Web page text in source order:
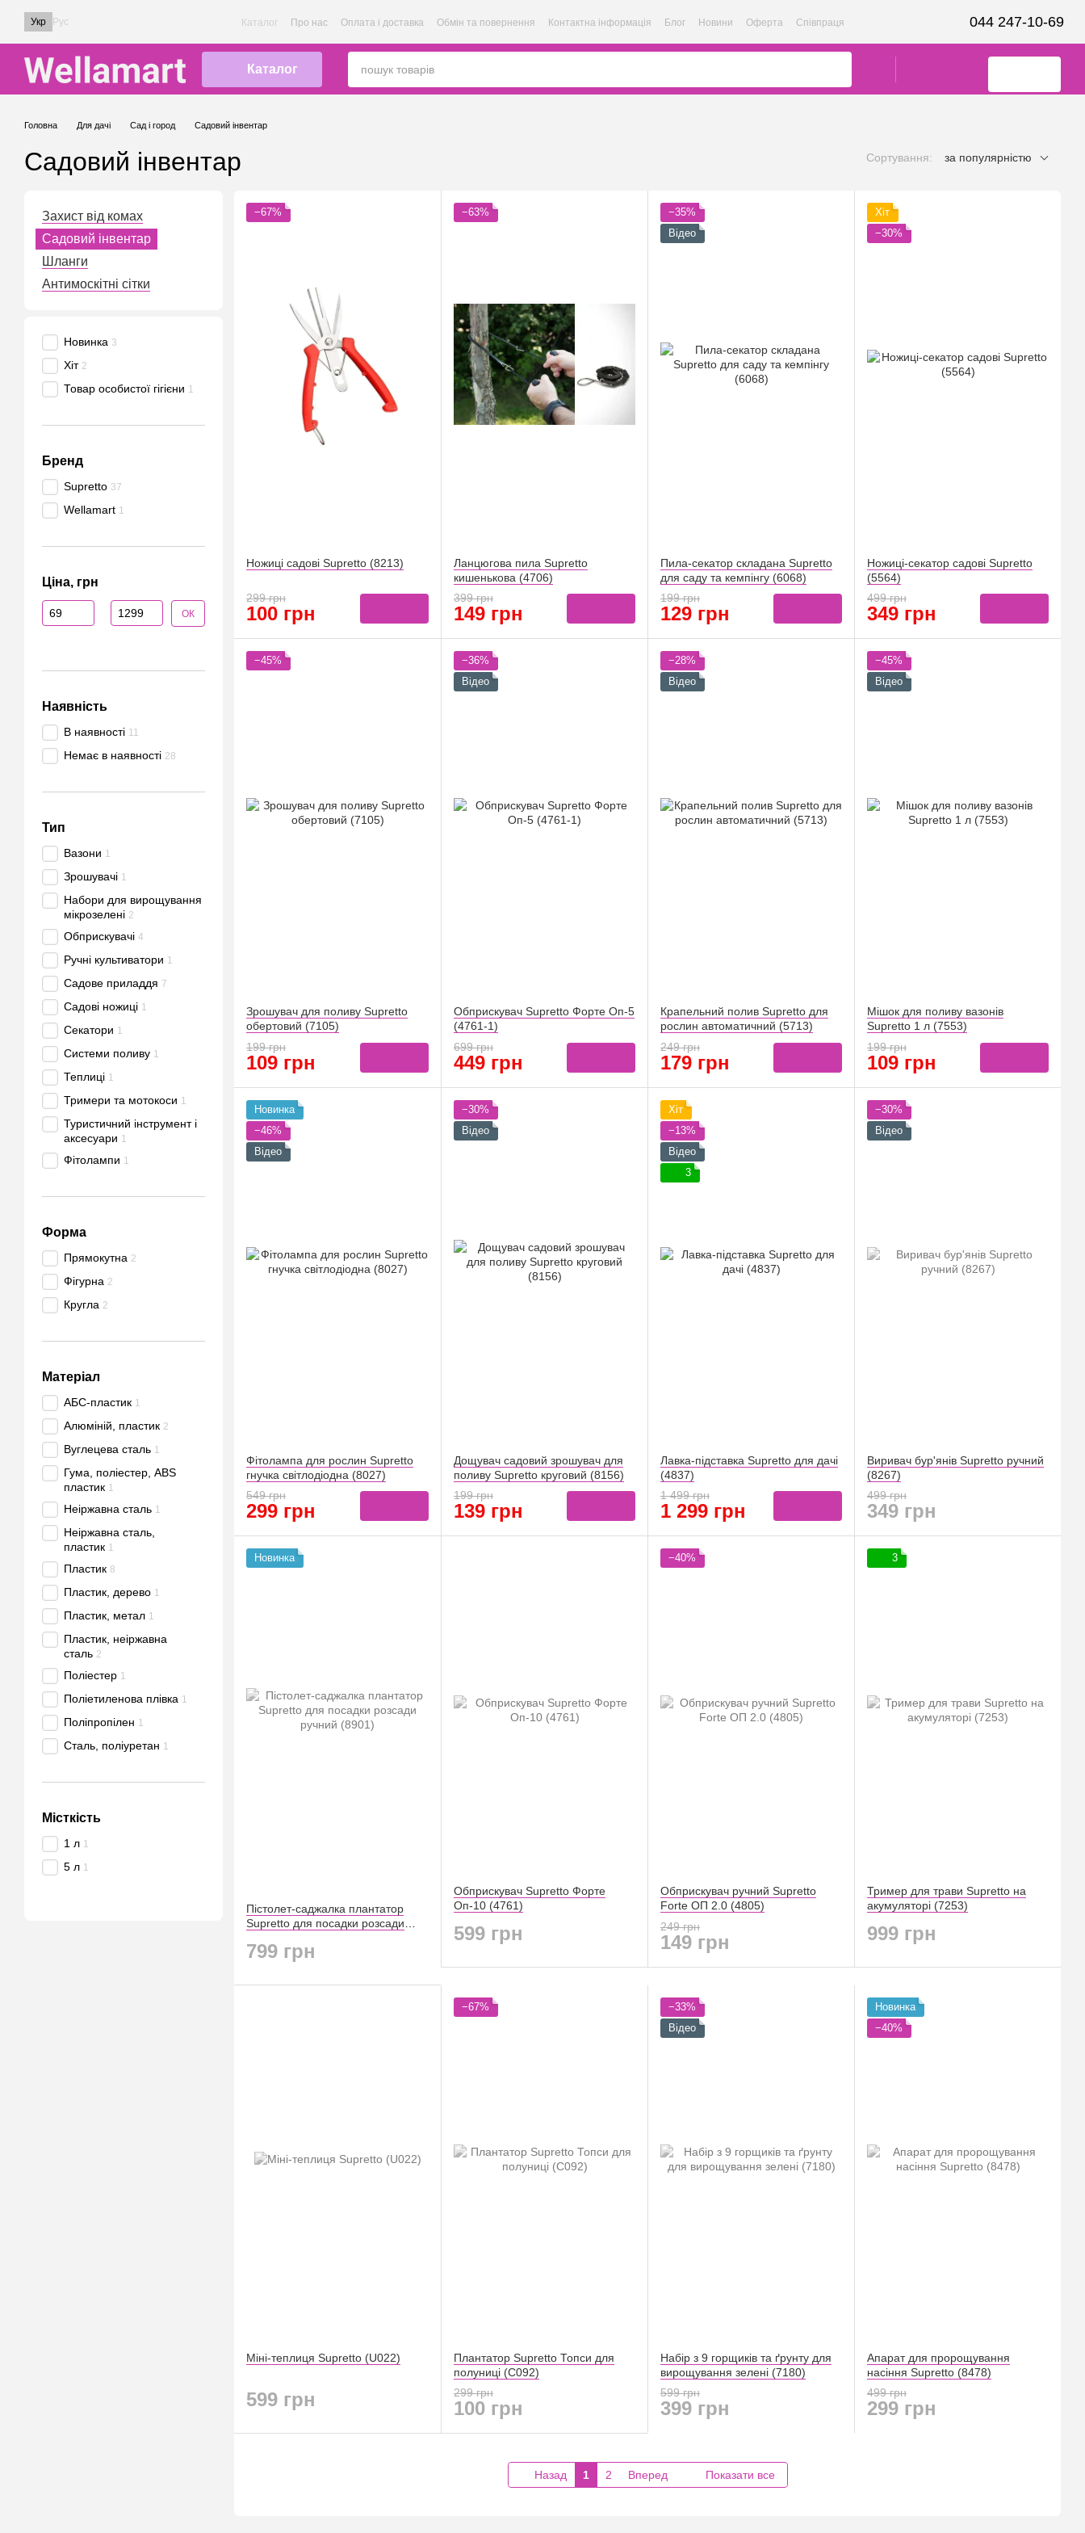
Перейти до основного контенту
Укр Рус Каталог Про нас Оплата і доставка Обмін та повернення Контактна інформація Блог Новини Оферта Співпраця 044 247-10-69
Каталог
Головна Для дачі Сад і город Садовий інвентар
Садовий інвентар Сортування: за популярністю
−67%
Ножиці садові Supretto (8213)
299 грн
100 грн
−63%
Ланцюгова пила Supretto
кишенькова (4706)
399 грн
149 грн
−35%
Відео
Пила-секатор складана Supretto
для саду та кемпінгу (6068)
199 грн
129 грн
Хіт
−30%
Ножиці-секатор садові Supretto
(5564)
499 грн
349 грн
−45%
Зрошувач для поливу Supretto
обертовий (7105)
199 грн
109 грн
−36%
Відео
Обприскувач Supretto Форте Оп-5
(4761-1)
699 грн
449 грн
−28%
Відео
Крапельний полив Supretto для
рослин автоматичний (5713)
249 грн
179 грн
−45%
Відео
Мішок для поливу вазонів
Supretto 1 л (7553)
199 грн
109 грн
Новинка
−46%
Відео
Фітолампа для рослин Supretto
гнучка світлодіодна (8027)
549 грн
299 грн
−30%
Відео
Дощувач садовий зрошувач для
поливу Supretto круговий (8156)
199 грн
139 грн
Хіт
−13%
Відео
3
Лавка-підставка Supretto для дачі
(4837)
1 499 грн
1 299 грн
−30%
Відео
Виривач бур'янів Supretto ручний
(8267)
499 грн
349 грн
Новинка
Пістолет-саджалка плантатор
Supretto для посадки розсади
799 грн
Обприскувач Supretto Форте
Оп-10 (4761)
599 грн
−40%
Обприскувач ручний Supretto
Forte ОП 2.0 (4805)
249 грн
149 грн
3
Тример для трави Supretto на
акумуляторі (7253)
999 грн
Міні-теплиця Supretto (U022)
599 грн
−67%
Плантатор Supretto Топси для
полуниці (C092)
299 грн
100 грн
−33%
Відео
Набір з 9 горщиків та ґрунту для
вирощування зелені (7180)
599 грн
399 грн
Новинка
−40%
Апарат для пророщування
насіння Supretto (8478)
499 грн
299 грн
Назад 1 2 Вперед Показати все
Захист від комах
Садовий інвентар
Шланги
Антимоскітні сітки
Новинка 3
Хіт 2
Товар особистої гігієни 1
Бренд
Supretto 37
Wellamart 1
Ціна, грн
Від Ціна, грн
До Ціна, грн
ОК
Наявність
В наявності 11
Немає в наявності 28
Тип
Вазони 1
Зрошувачі 1
Набори для вирощування
мікрозелені 2
Обприскувачі 4
Ручні культиватори 1
Садове приладдя 7
Садові ножиці 1
Секатори 1
Системи поливу 1
Теплиці 1
Тримери та мотокоси 1
Туристичний інструмент і
аксесуари 1
Фітолампи 1
Форма
Прямокутна 2
Фігурна 2
Кругла 2
Матеріал
АБС-пластик 1
Алюміній, пластик 2
Вуглецева сталь 1
Гума, поліестер, ABS
пластик 1
Неіржавна сталь 1
Неіржавна сталь,
пластик 1
Пластик 8
Пластик, дерево 1
Пластик, метал 1
Пластик, неіржавна
сталь 2
Поліестер 1
Поліетиленова плівка 1
Поліпропілен 1
Сталь, поліуретан 1
Місткість
1 л 1
5 л 1